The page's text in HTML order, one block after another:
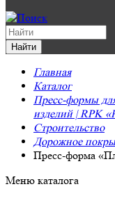
Главная
Каталог
Пресс-формы
изделий | RPK
Строительство
Дорожное
Пресс-форма
Меню каталога